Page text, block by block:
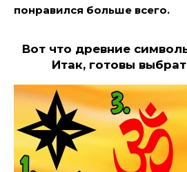
понравился больше всего.
Вот что древние
Итак, готовы